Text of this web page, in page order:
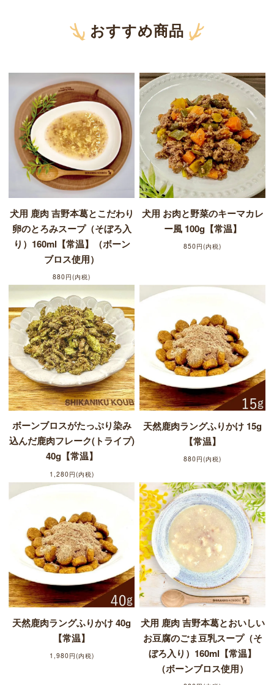
おすすめ商品
犬用 鹿肉 吉野本葛とこだわり
卵のとろみスープ（そぼろ入
り）160ml【常温】（ボーン
ブロス使用）
880円(内税)
犬用 お肉と野菜のキーマカレ
ー風 100g【常温】
850円(内税)
ボーンブロスがたっぷり染み
込んだ鹿肉フレーク(トライプ)
40g【常温】
1,280円(内税)
天然鹿肉ラングふりかけ 15g
【常温】
880円(内税)
天然鹿肉ラングふりかけ 40g
【常温】
1,980円(内税)
犬用 鹿肉 吉野本葛とおいしい
お豆腐のごま豆乳スープ（そ
ぼろ入り）160ml【常温】
（ボーンブロス使用）